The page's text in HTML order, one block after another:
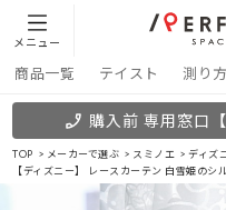
メニュー
商品一覧 テイスト 測り方
購入前 専用窓口
TOP メーカーで選ぶ スミノエ
ディズ
【ディズニー】 レースカーテン 白雪姫の